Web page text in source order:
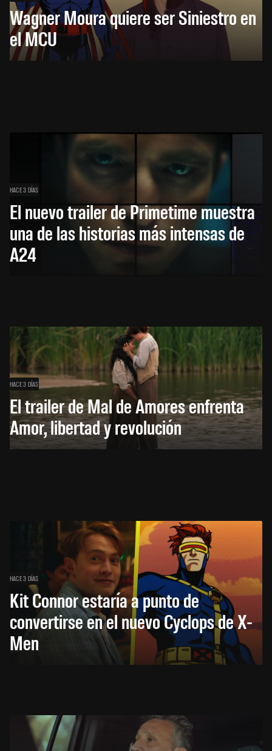
Wagner Moura quiere ser Siniestro en
el MCU
HACE 3 DÍAS
El nuevo trailer de Primetime muestra
una de las historias más intensas de
A24
HACE 3 DÍAS
El trailer de Mal de Amores enfrenta
Amor, libertad y revolución
HACE 3 DÍAS
Kit Connor estaría a punto de
convertirse en el nuevo Cyclops de X-
Men